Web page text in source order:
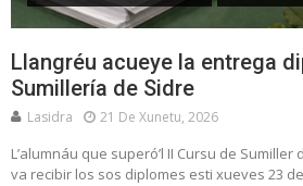
Llangréu acueye la entrega
Sumillería de Sidre
Lasidra 21 De Xunetu, 2026
L’alumnáu que superó’l II Cursu de
va recibir los sos diplomes esti xueves 23